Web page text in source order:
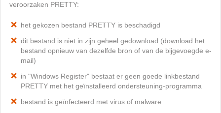
veroorzaken PRETTY:
het gekozen bestand PRETTY is beschadigd
dit bestand is niet in zijn geheel gedownload (download het
bestand opnieuw van dezelfde bron of van de bijgevoegde e-
mail)
in "Windows Register" bestaat er geen goede linkbestand
PRETTY met het geïnstalleerd ondersteuning-programma
bestand is geïnfecteerd met virus of malware